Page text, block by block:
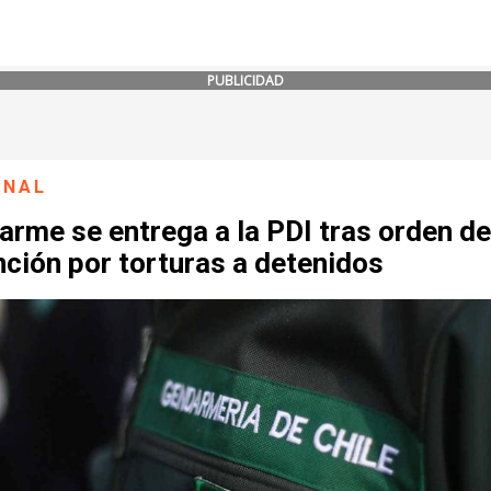
PUBLICIDAD
se entrega a la PDI tras orden de
por torturas a detenidos